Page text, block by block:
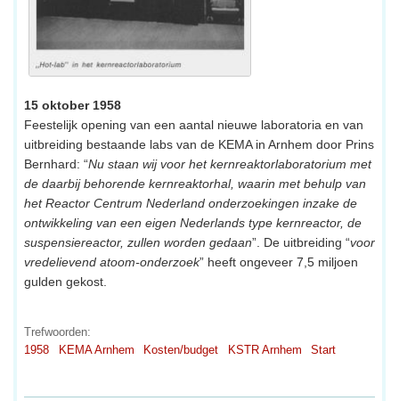
15 oktober 1958
Feestelijk opening van een aantal nieuwe laboratoria en van
uitbreiding bestaande labs van de KEMA in Arnhem door Prins
Bernhard: “Nu staan wij voor het kernreaktorlaboratorium met
de daarbij behorende kernreaktorhal, waarin met behulp van
het Reactor Centrum Nederland onderzoekingen inzake de
ontwikkeling van een eigen Nederlands type kernreactor, de
suspensiereactor, zullen worden gedaan”. De uitbreiding “voor
vredelievend atoom-onderzoek” heeft ongeveer 7,5 miljoen
gulden gekost.
Trefwoorden:
1958
KEMA Arnhem Kosten/budget KSTR Arnhem Start